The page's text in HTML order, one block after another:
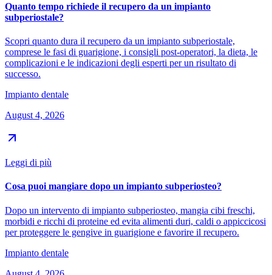
Quanto tempo richiede il recupero da un impianto
subperiostale?
Scopri quanto dura il recupero da un impianto subperiostale,
comprese le fasi di guarigione, i consigli post-operatori, la dieta, le
complicazioni e le indicazioni degli esperti per un risultato di
successo.
Impianto dentale
August 4, 2026
Leggi di più
Cosa puoi mangiare dopo un impianto subperiosteo?
Dopo un intervento di impianto subperiosteo, mangia cibi freschi,
morbidi e ricchi di proteine ed evita alimenti duri, caldi o appiccicosi
per proteggere le gengive in guarigione e favorire il recupero.
Impianto dentale